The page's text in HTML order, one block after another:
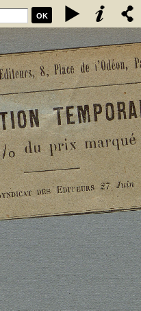
OK
vulgarisation générale / par
1939). Auteur